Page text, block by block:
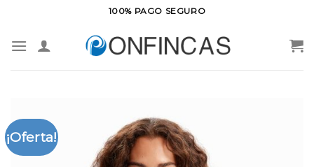
contenido
100% PAGO SEGURO
¡Oferta!